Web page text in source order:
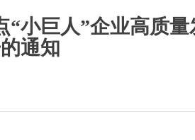
小巨人”企业高质
通知